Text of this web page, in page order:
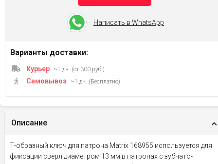
Написать в WhatsApp
Варианты доставки:
Курьер ~1 дн. (от 300 руб.)
Самовывоз ~1 дн. (Бесплатно)
Описание
Т-образный ключ для патрона Matrix 168955 используется для
фиксации сверл диаметром 13 мм в патронах с зубчато-